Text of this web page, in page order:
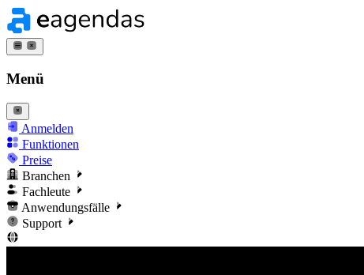
Menü
Anmelden
Funktionen
Preise
Branchen
Fachleute
Anwendungsfälle
Support